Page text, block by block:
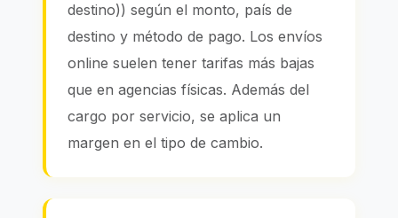
destino)) según el monto, país de
destino y método de pago. Los envíos
online suelen tener tarifas más bajas
que en agencias físicas. Además del
cargo por servicio, se aplica un
margen en el tipo de cambio.